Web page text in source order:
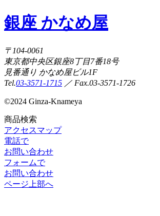
銀座 かなめ屋
〒104-0061
東京都中央区銀座8丁目7番18号
見番通り かなめ屋ビル1F
Tel.03-3571-1715 ／ Fax.03-3571-1726
©2024 Ginza-Knameya
商品検索
アクセスマップ
電話で
お問い合わせ
フォームで
お問い合わせ
ページ上部へ